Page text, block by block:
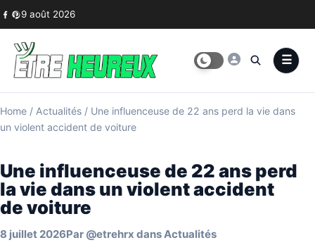
Skip to content
9 août 2026
Home / Actualités / Une influenceuse de 22 ans perd la vie dans
un violent accident de voiture
Une influenceuse de 22 ans perd
la vie dans un violent accident
de voiture
8 juillet 2026Par @etrehrx dansActualités